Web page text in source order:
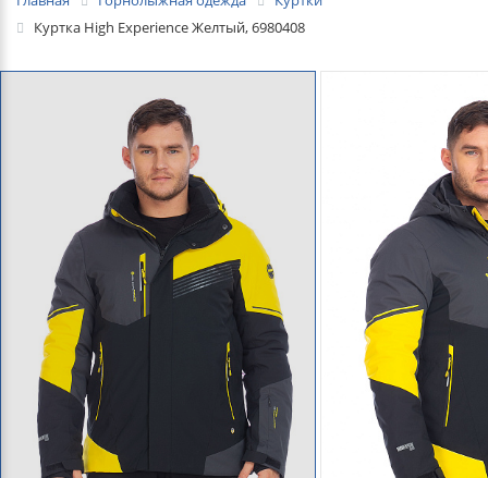
Куртка High Experience Желтый, 6980408